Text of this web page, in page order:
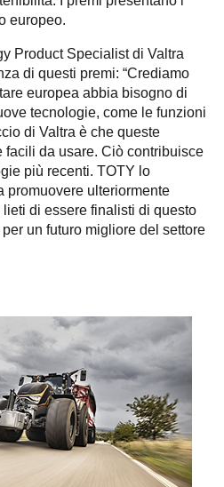
europeo.
Product Specialist di Valtra
di questi premi: “Crediamo
europea abbia bisogno di
tecnologie, come le funzioni
di Valtra è che queste
facili da usare. Ciò contribuisce
più recenti. TOTY lo
promuovere ulteriormente
di essere finalisti di questo
un futuro migliore del settore